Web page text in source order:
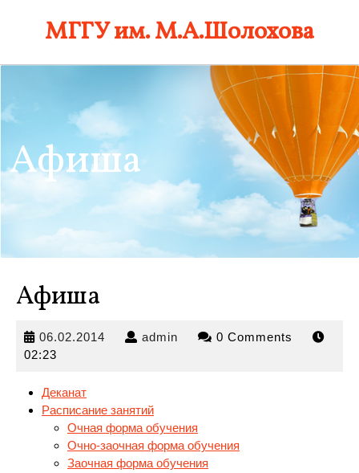
МГГУ им. М.А.Шолохова
Афиша
Афиша
06.02.2014 06.02.2014
admin admin 0 Comments
02:23
Деканат
Расписание занятий
Очная форма обучения
Очно-заочная форма обучения
Заочная форма обучения